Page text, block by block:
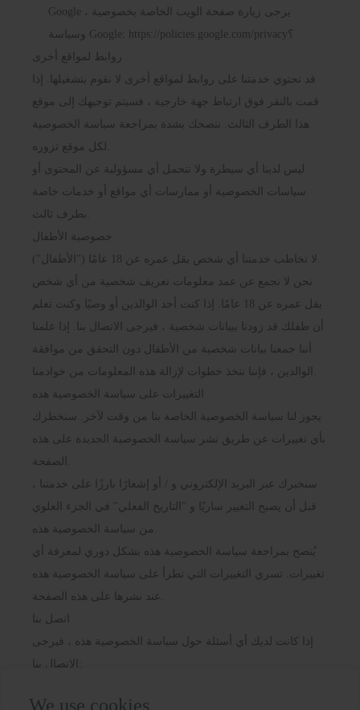
Google ، يرجى زيارة صفحة الويب الخاصة بخصوصية
وسياسة Google:
https://policies.google.com/privacy؟
روابط لمواقع أخرى
قد تحتوي خدمتنا على روابط لمواقع أخرى لا نقوم بتشغيلها. إذا
قمت بالنقر فوق ارتباط جهة خارجية ، فسيتم توجيهك إلى موقع
هذا الطرف الثالث. ننصحك بشدة بمراجعة سياسة الخصوصية
ليس لدينا أي سيطرة ولا نتحمل أي مسؤولية عن المحتوى أو
سياسات الخصوصية أو ممارسات أي مواقع أو خدمات خاصة
خصوصية الأطفال
نحن لا نجمع عن عمد معلومات تعريف شخصية من أي شخص
يقل عمره عن 18 عامًا. إذا كنت أحد الوالدين أو وصيًا وكنت تعلم
أن طفلك قد زودنا ببيانات شخصية ، فيرجى الاتصال بنا. إذا علمنا
أننا جمعنا بيانات شخصية من الأطفال دون التحقق من موافقة
التغييرات على سياسة الخصوصية هذه
يجوز لنا سياسة الخصوصية الخاصة بنا من وقت لآخر. سنخطرك
بأي تغييرات عن طريق نشر سياسة الخصوصية الجديدة على هذه
سنخبرك عبر البريد الإلكتروني و / أو إشعارًا بارزًا على خدمتنا ،
قبل أن يصبح التغيير ساريًا و "التاريخ الفعلي" في الجزء العلوي
يُنصح بمراجعة سياسة الخصوصية هذه بشكل دوري لمعرفة أي
تغييرات. تسري التغييرات التي تطرأ على سياسة الخصوصية هذه
اتصل بنا
إذا كانت لديك أي أسئلة حول سياسة الخصوصية هذه ، فيرجى
We use cookies